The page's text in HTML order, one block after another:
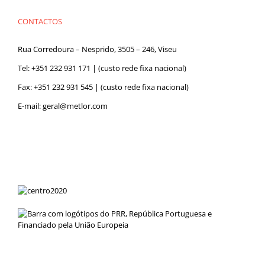
CONTACTOS
Rua Corredoura – Nesprido, 3505 – 246, Viseu
Tel:+351 232 931 171 | (custo rede fixa nacional)
Fax: +351 232 931 545 | (custo rede fixa nacional)
E-mail:geral@metlor.com